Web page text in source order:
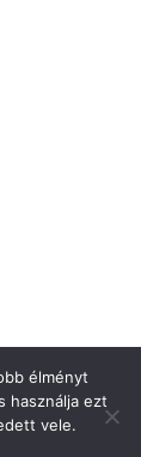
élményt
használja ezt
vele.